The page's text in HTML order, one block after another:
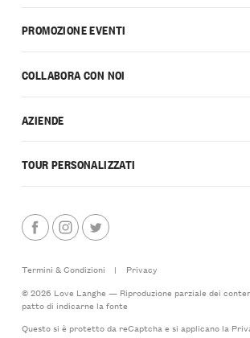
PROMOZIONE EVENTI
COLLABORA CON NOI
AZIENDE
TOUR PERSONALIZZATI
Termini & Condizioni |
Privacy
© 2026 Love Langhe — Riproduzione parziale dei
patto di indicarne la fonte
Questo si è protetto da reCaptcha e si applicano la